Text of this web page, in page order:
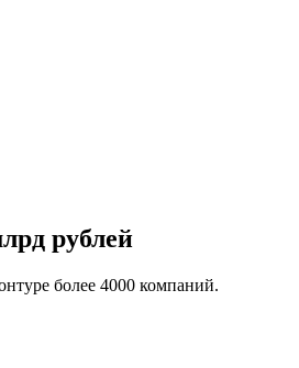
рублей
более 4000 компаний.